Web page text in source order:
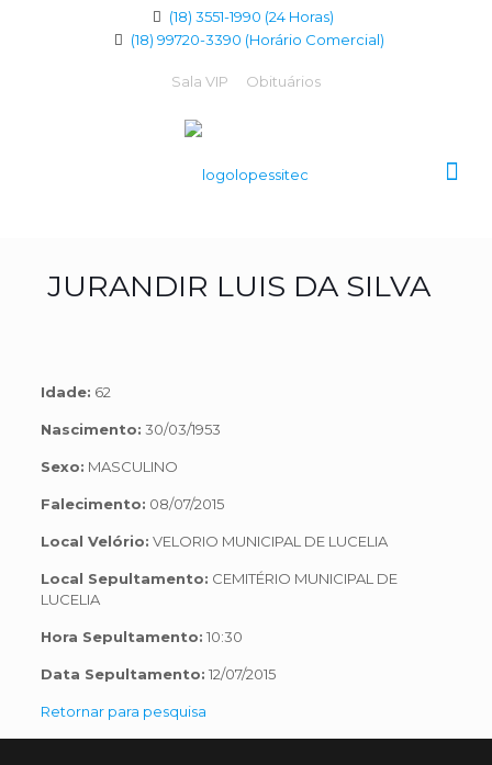
(18) 3551-1990 (24 Horas)
(18) 99720-3390 (Horário Comercial)
Sala VIP Obituários
JURANDIR LUIS DA SILVA
Idade: 62
Nascimento: 30/03/1953
Sexo: MASCULINO
Falecimento: 08/07/2015
Local Velório: VELORIO MUNICIPAL DE LUCELIA
Local Sepultamento: CEMITÉRIO MUNICIPAL DE
LUCELIA
Hora Sepultamento: 10:30
Data Sepultamento: 12/07/2015
Retornar para pesquisa